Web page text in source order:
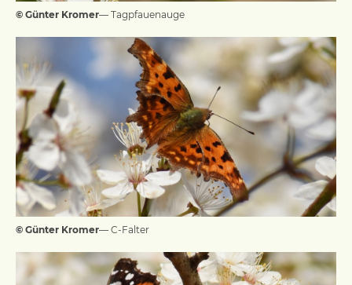
© Günter Kromer— Tagpfauenauge
© Günter Kromer— C-Falter